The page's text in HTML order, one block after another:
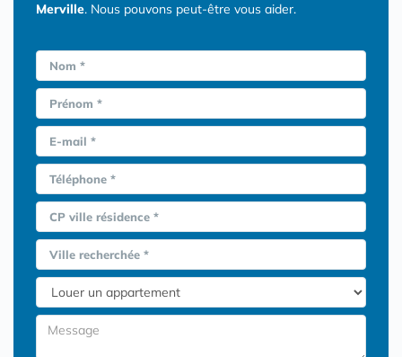
Merville. Nous pouvons peut-être vous aider.
Nom *
Prénom *
E-mail *
Téléphone *
CP ville résidence *
Ville recherchée *